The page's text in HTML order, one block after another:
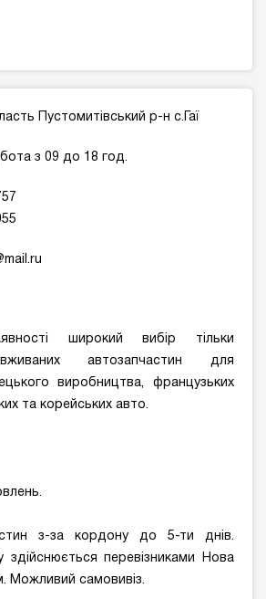
Пустомитівський р-н с.Гаї
з 09 до 18 год.
широкий вибір тільки
автозапчастин для
виробництва, французьких
та корейських авто.
з-за кордону до 5-ти днів.
здійснюється перевізниками Нова
Можливий самовивіз.